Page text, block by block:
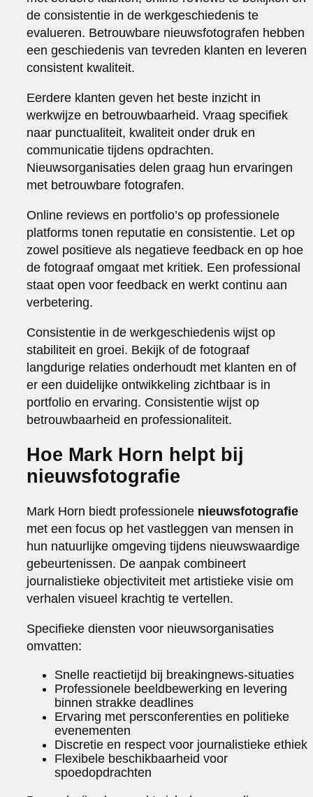
de consistentie in de werkgeschiedenis te
evalueren. Betrouwbare nieuwsfotografen hebben
een geschiedenis van tevreden klanten en leveren
consistent kwaliteit.
Eerdere klanten geven het beste inzicht in
werkwijze en betrouwbaarheid. Vraag specifiek
naar punctualiteit, kwaliteit onder druk en
communicatie tijdens opdrachten.
Nieuwsorganisaties delen graag hun ervaringen
met betrouwbare fotografen.
Online reviews en portfolio’s op professionele
platforms tonen reputatie en consistentie. Let op
zowel positieve als negatieve feedback en op hoe
de fotograaf omgaat met kritiek. Een professional
staat open voor feedback en werkt continu aan
verbetering.
Consistentie in de werkgeschiedenis wijst op
stabiliteit en groei. Bekijk of de fotograaf
langdurige relaties onderhoudt met klanten en of
er een duidelijke ontwikkeling zichtbaar is in
portfolio en ervaring. Consistentie wijst op
betrouwbaarheid en professionaliteit.
Hoe Mark Horn helpt bij
nieuwsfotografie
Mark Horn biedt professionele nieuwsfotografie
met een focus op het vastleggen van mensen in
hun natuurlijke omgeving tijdens nieuwswaardige
gebeurtenissen. De aanpak combineert
journalistieke objectiviteit met artistieke visie om
verhalen visueel krachtig te vertellen.
Specifieke diensten voor nieuwsorganisaties
omvatten:
Snelle reactietijd bij breakingnews-situaties
Professionele beeldbewerking en levering
binnen strakke deadlines
Ervaring met persconferenties en politieke
evenementen
Discretie en respect voor journalistieke ethiek
Flexibele beschikbaarheid voor
spoedopdrachten